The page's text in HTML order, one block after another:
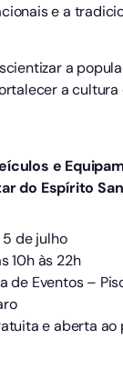
e a
a
a cultura
e
do Espírito
5 de julho
10h às 22h
de Eventos –
e aberta ao